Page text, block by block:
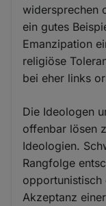
widersprechen
ein gutes
Emanzipation
religiöse
bei eher links
Die Ideologen
offenbar lösen
Ideologien.
Rangfolge
Akzeptanz